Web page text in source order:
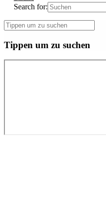
Search for:
Tippen um zu suchen